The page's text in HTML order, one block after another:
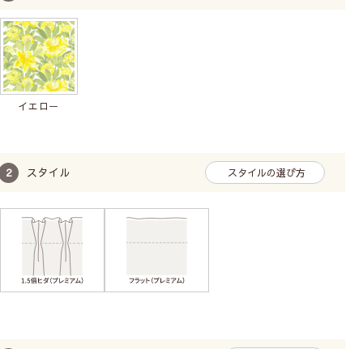
【カーテン】リザ
【レース】マリーゴールド
【マグネットタッセル】
イエロー
スタイル スタイルの選び方